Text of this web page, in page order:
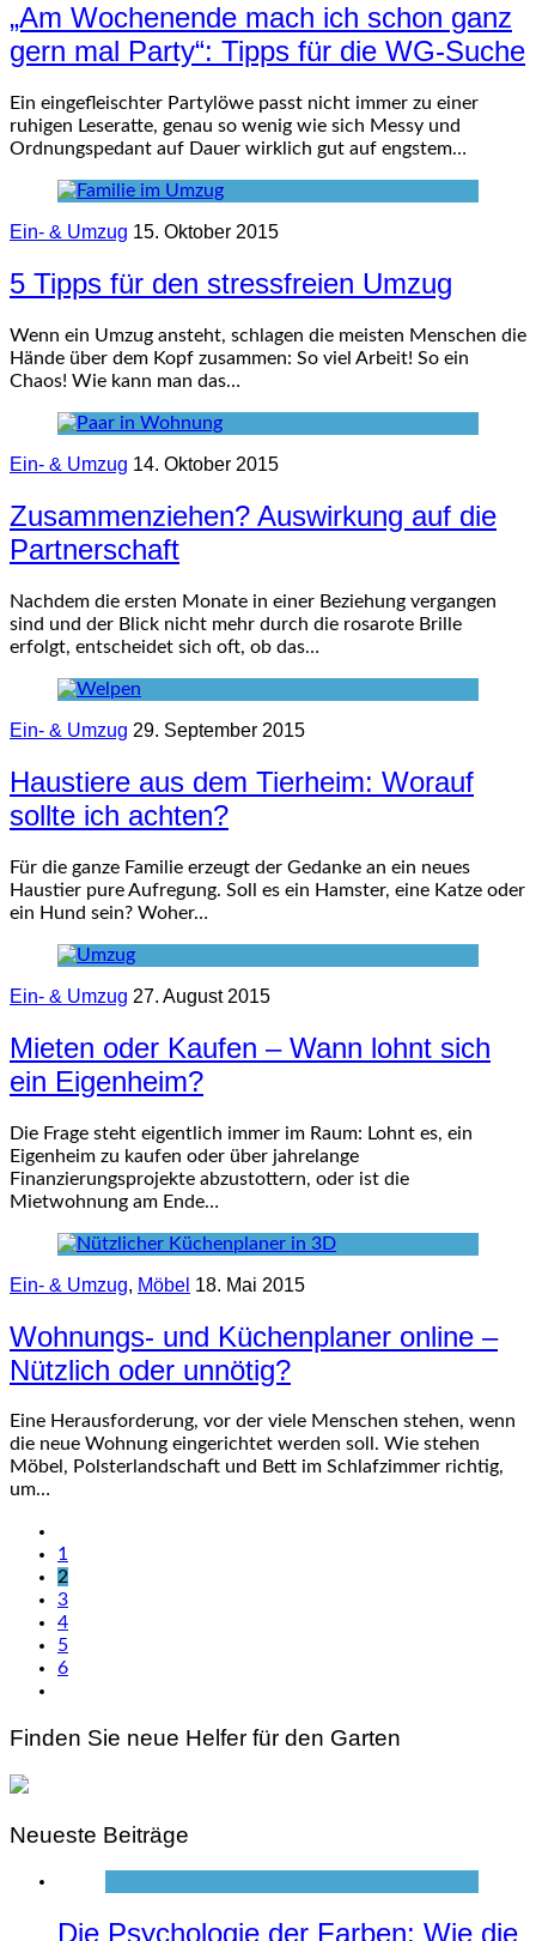
„Am Wochenende mach ich schon ganz
gern mal Party“: Tipps für die WG-Suche
Ein eingefleischter Partylöwe passt nicht immer zu einer
ruhigen Leseratte, genau so wenig wie sich Messy und
Ordnungspedant auf Dauer wirklich gut auf engstem…
Ein- & Umzug 15. Oktober 2015
5 Tipps für den stressfreien Umzug
Wenn ein Umzug ansteht, schlagen die meisten Menschen die
Hände über dem Kopf zusammen: So viel Arbeit! So ein
Chaos! Wie kann man das…
Ein- & Umzug 14. Oktober 2015
Zusammenziehen? Auswirkung auf die
Partnerschaft
Nachdem die ersten Monate in einer Beziehung vergangen
sind und der Blick nicht mehr durch die rosarote Brille
erfolgt, entscheidet sich oft, ob das…
Ein- & Umzug 29. September 2015
Haustiere aus dem Tierheim: Worauf
sollte ich achten?
Für die ganze Familie erzeugt der Gedanke an ein neues
Haustier pure Aufregung. Soll es ein Hamster, eine Katze oder
ein Hund sein? Woher…
Ein- & Umzug 27. August 2015
Mieten oder Kaufen – Wann lohnt sich
ein Eigenheim?
Die Frage steht eigentlich immer im Raum: Lohnt es, ein
Eigenheim zu kaufen oder über jahrelange
Finanzierungsprojekte abzustottern, oder ist die
Mietwohnung am Ende…
Ein- & Umzug, Möbel 18. Mai 2015
Wohnungs- und Küchenplaner online –
Nützlich oder unnötig?
Eine Herausforderung, vor der viele Menschen stehen, wenn
die neue Wohnung eingerichtet werden soll. Wie stehen
Möbel, Polsterlandschaft und Bett im Schlafzimmer richtig,
um…
1
2
3
4
5
6
Finden Sie neue Helfer für den Garten
Neueste Beiträge
Die Psychologie der Farben: Wie die